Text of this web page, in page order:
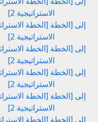
الاستراتيجية 2]
الاستراتيجية 2]
الاستراتيجية 2]
الاستراتيجية 2]
الاستراتيجية 2]